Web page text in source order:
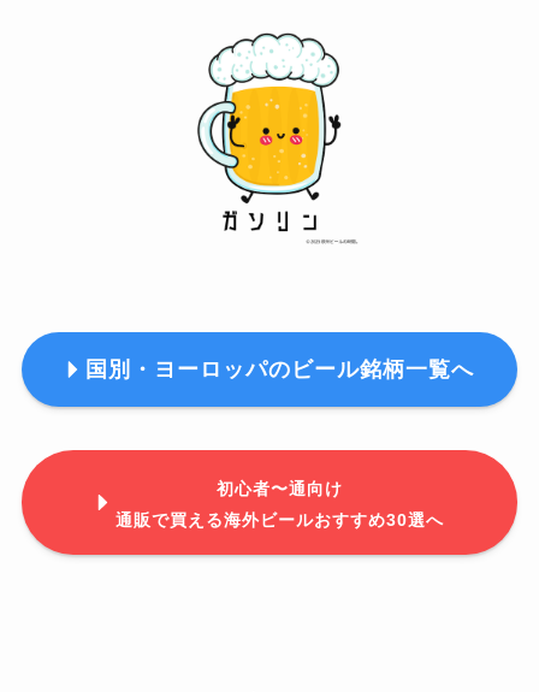
国別・ヨーロッパのビール銘柄一覧へ
初心者〜通向け
通販で買える海外ビールおすすめ30選へ